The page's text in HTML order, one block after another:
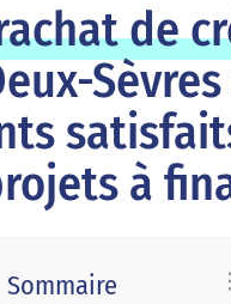
de
à
Sommaire